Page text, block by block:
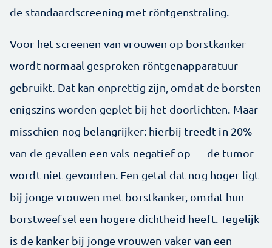
de standaardscreening met röntgenstraling.
Voor het screenen van vrouwen op borstkanker
wordt normaal gesproken röntgenapparatuur
gebruikt. Dat kan onprettig zijn, omdat de borsten
enigszins worden geplet bij het doorlichten. Maar
misschien nog belangrijker: hierbij treedt in 20%
van de gevallen een vals-negatief op — de tumor
wordt niet gevonden. Een getal dat nog hoger ligt
bij jonge vrouwen met borstkanker, omdat hun
borstweefsel een hogere dichtheid heeft. Tegelijk
is de kanker bij jonge vrouwen vaker van een